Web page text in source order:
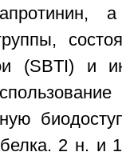
(SBTI) и
белка. 2 н.